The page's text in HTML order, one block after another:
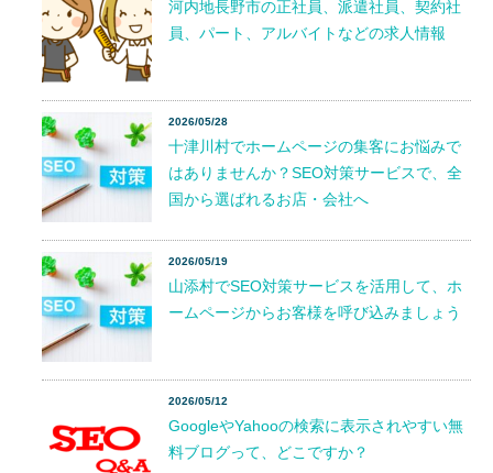
河内地長野市の正社員、派遣社員、契約社
員、パート、アルバイトなどの求人情報
2026/05/28
十津川村でホームページの集客にお悩みで
はありませんか？SEO対策サービスで、全
国から選ばれるお店・会社へ
2026/05/19
山添村でSEO対策サービスを活用して、ホ
ームページからお客様を呼び込みましょう
2026/05/12
GoogleやYahooの検索に表示されやすい無
料ブログって、どこですか？